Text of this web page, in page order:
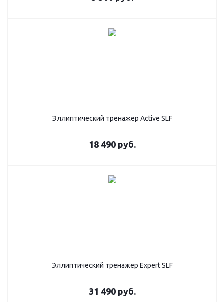
Эллиптический тренажер Active SLF
18 490 руб.
Эллиптический тренажер Expert SLF
31 490 руб.